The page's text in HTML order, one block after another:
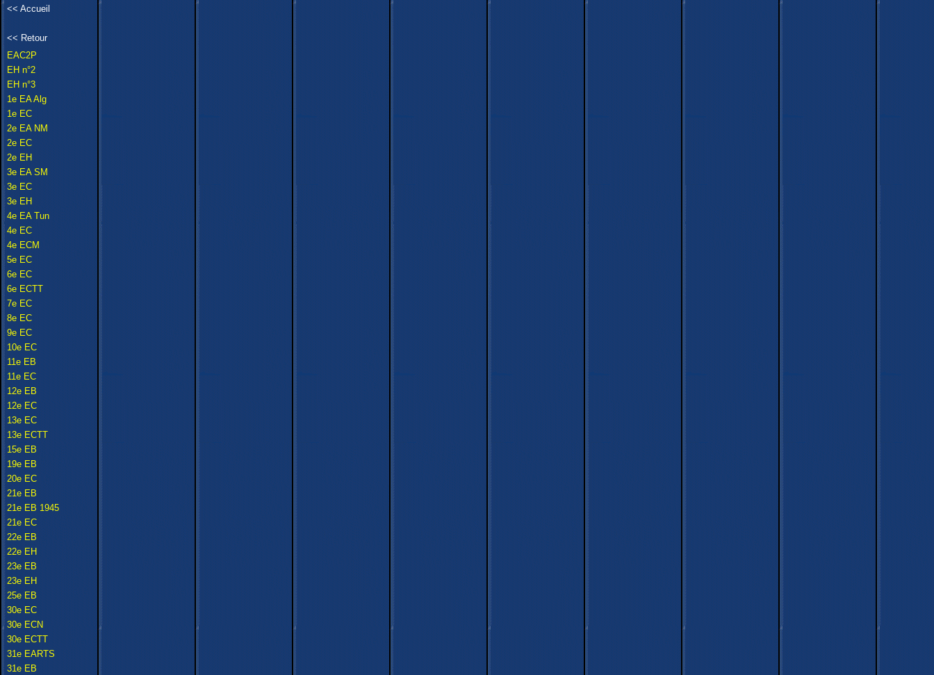
<< Accueil
<< Retour
EAC2P
EH n°2
EH n°3
1e EA Alg
1e EC
2e EA NM
2e EC
2e EH
3e EA SM
3e EC
3e EH
4e EA Tun
4e EC
4e ECM
5e EC
6e EC
6e ECTT
7e EC
8e EC
9e EC
10e EC
11e EB
11e EC
12e EB
12e EC
13e EC
13e ECTT
15e EB
19e EB
20e EC
21e EB
21e EB 1945
21e EC
22e EB
22e EH
23e EB
23e EH
25e EB
30e EC
30e ECN
30e ECTT
31e EARTS
31e EB